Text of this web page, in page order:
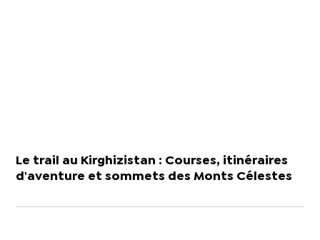
Le trail au Kirghizistan : Courses, itinéraires
d'aventure et sommets des Monts Célestes